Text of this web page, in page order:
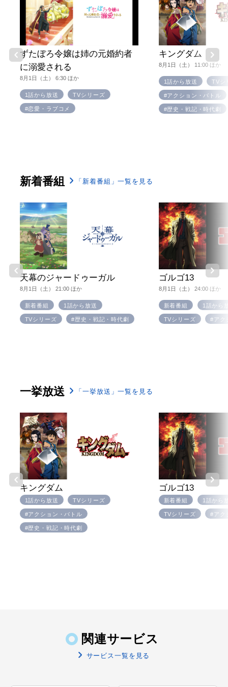
ずたぼろ令嬢は姉の元婚約者
に溺愛される
8月1日（土） 6:30 ほか
1話から放送 TVシリーズ
#恋愛・ラブコメ
キングダム
8月1日（土） 11:00 ほか
1話から放送 TVシ
#アクション・バトル
#歴史・戦記・時代劇
新着番組 「新着番組」一覧を見る
天幕のジャードゥーガル
8月1日（土） 21:00 ほか
新着番組 1話から放送
TVシリーズ #歴史・戦記・時代劇
ゴルゴ13
8月1日（土） 24:00 ほか
新着番組 1話から
TVシリーズ #アク
一挙放送 「一挙放送」一覧を見る
キングダム
1話から放送 TVシリーズ
#アクション・バトル
#歴史・戦記・時代劇
ゴルゴ13
新着番組 1話から
TVシリーズ #アク
関連サービス
サービス一覧を見る